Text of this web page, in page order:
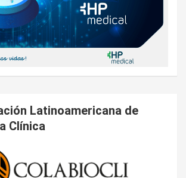
Latinoamericana de
Clínica